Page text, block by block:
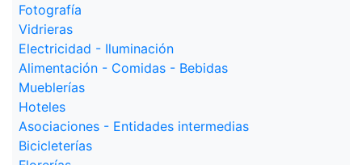
Fotografía
Vidrieras
Electricidad - Iluminación
Alimentación - Comidas - Bebidas
Mueblerías
Hoteles
Asociaciones - Entidades intermedias
Bicicleterías